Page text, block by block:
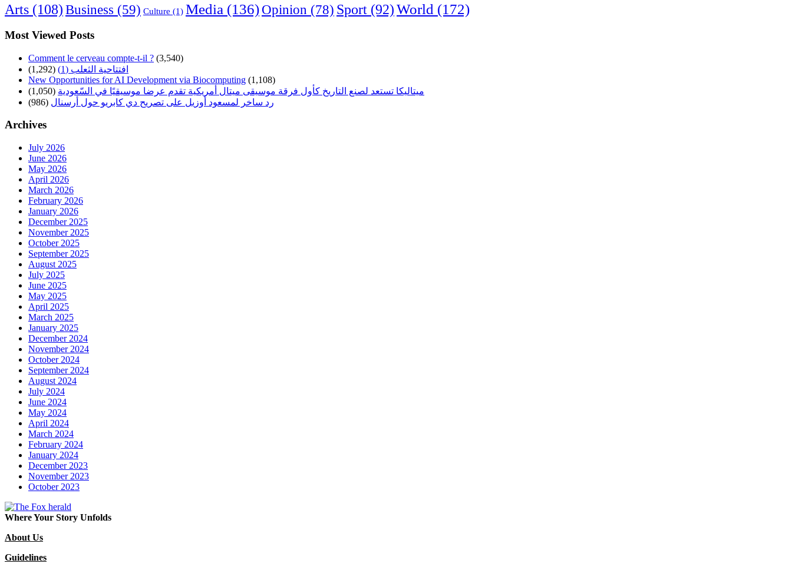
Arts (108) Business (59) Culture (1) Media (136)Opinion (78) Sport (92)World (172)
Most Viewed Posts
Comment le cerveau compte-t-il ? (3,540)
افتتاحية الثعلب (1)
(1,292)
New Opportunities for AI Development via Biocomputing (1,108)
ميتاليكا تستعد لصنع التاريخ كأول فرقة موسيقى ميتال أمريكية تقدم عرضا موسيقيًا في السّعودية (1,050)
رد ساخر لمسعود أوزيل على تصريح دي كابريو حول أرسنال (986)
Archives
July 2026
June 2026
May 2026
April 2026
March 2026
February 2026
January 2026
December 2025
November 2025
October 2025
September 2025
August 2025
July 2025
June 2025
May 2025
April 2025
March 2025
January 2025
December 2024
November 2024
October 2024
September 2024
August 2024
July 2024
June 2024
May 2024
April 2024
March 2024
February 2024
January 2024
December 2023
November 2023
October 2023
Where Your Story Unfolds
About Us
Guidelines